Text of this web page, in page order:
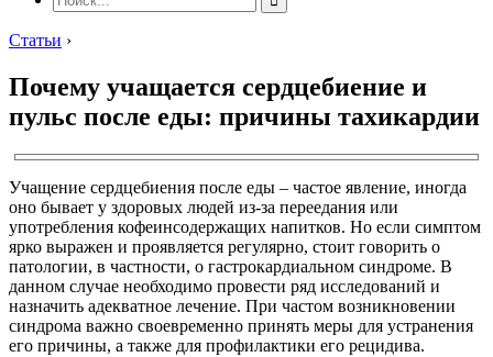
Статьи ›
Почему учащается сердцебиение и
пульс после еды: причины тахикардии
Учащение сердцебиения после еды – частое явление, иногда
оно бывает у здоровых людей из-за переедания или
употребления кофеинсодержащих напитков. Но если симптом
ярко выражен и проявляется регулярно, стоит говорить о
патологии, в частности, о гастрокардиальном синдроме. В
данном случае необходимо провести ряд исследований и
назначить адекватное лечение. При частом возникновении
синдрома важно своевременно принять меры для устранения
его причины, а также для профилактики его рецидива.